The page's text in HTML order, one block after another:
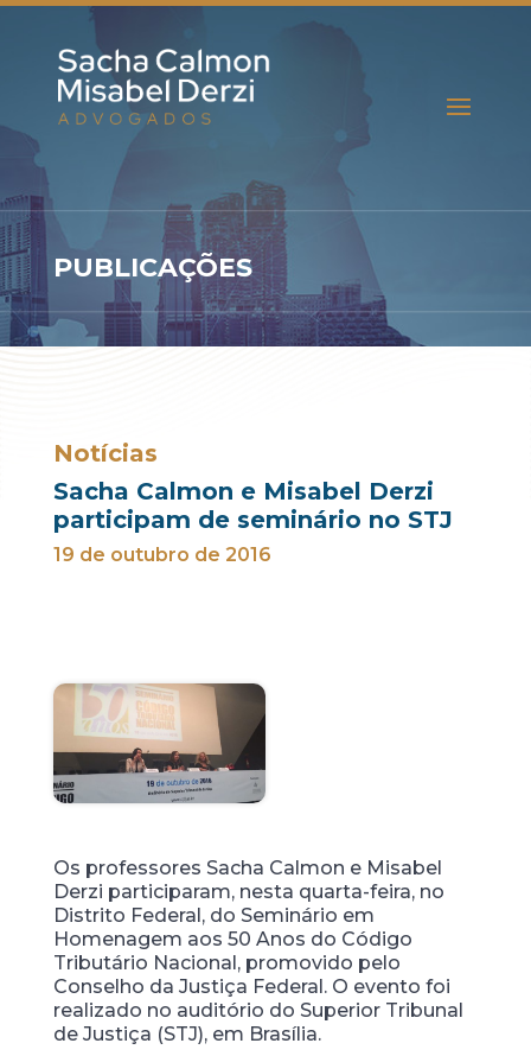
PUBLICAÇÕES
Notícias
Sacha Calmon e Misabel Derzi
participam de seminário no STJ
19 de outubro de 2016
Os professores Sacha Calmon e Misabel
Derzi participaram, nesta quarta-feira, no
Distrito Federal, do Seminário em
Homenagem aos 50 Anos do Código
Tributário Nacional, promovido pelo
Conselho da Justiça Federal. O evento foi
realizado no auditório do Superior Tribunal
de Justiça (STJ), em Brasília.